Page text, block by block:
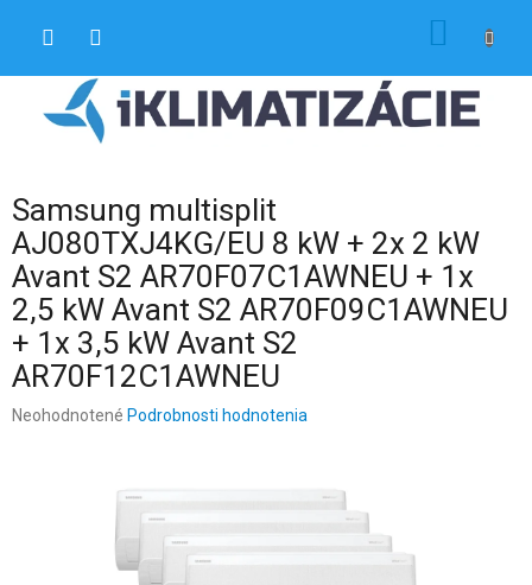
Samsung multisplit
AJ080TXJ4KG/EU 8 kW + 2x 2 kW
Avant S2 AR70F07C1AWNEU + 1x
2,5 kW Avant S2 AR70F09C1AWNEU
+ 1x 3,5 kW Avant S2
AR70F12C1AWNEU
Priemerné
Neohodnotené Podrobnosti hodnotenia